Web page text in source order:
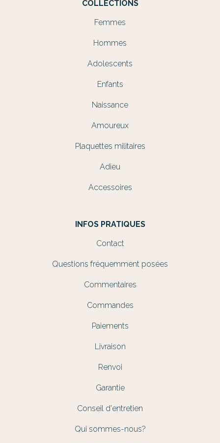
COLLECTIONS
Femmes
Hommes
Adolescents
Enfants
Naissance
Amoureux
Plaquettes militaires
Adieu
Accessoires
INFOS PRATIQUES
Contact
Questions fréquemment posées
Commentaires
Commandes
Paiements
Livraison
Renvoi
Garantie
Conseil d'entretien
Qui sommes-nous?